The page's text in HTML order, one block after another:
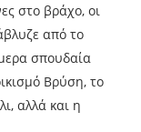
στο βράχο, οι
από το
σπουδαία
Βρύση, το
αλλά και η